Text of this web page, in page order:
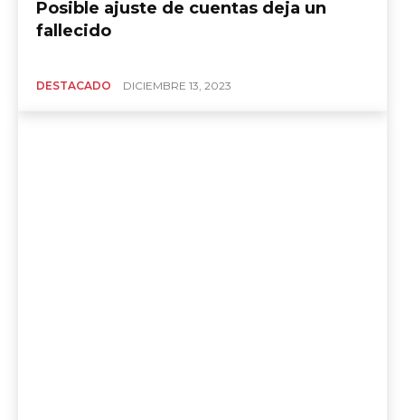
Posible ajuste de cuentas deja un
fallecido
DESTACADO DICIEMBRE 13, 2023